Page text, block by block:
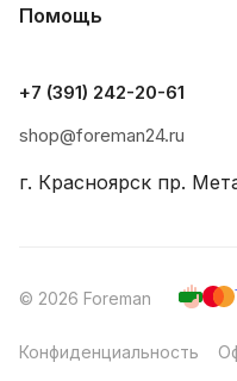
Помощь
+7 (391) 242-20-61
shop@foreman24.ru
г. Красноярск пр.
© 2026 Foreman
Конфиденциальность